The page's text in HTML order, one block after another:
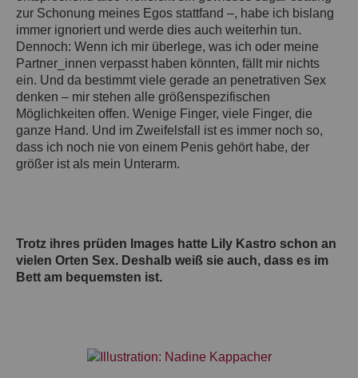
zur Schonung meines Egos stattfand –, habe ich bislang
immer ignoriert und werde dies auch weiterhin tun.
Dennoch: Wenn ich mir überlege, was ich oder meine
Partner_innen verpasst haben könnten, fällt mir nichts
ein. Und da bestimmt viele gerade an penetrativen Sex
denken – mir stehen alle größenspezifischen
Möglichkeiten offen. Wenige Finger, viele Finger, die
ganze Hand. Und im Zweifelsfall ist es immer noch so,
dass ich noch nie von einem Penis gehört habe, der
größer ist als mein Unterarm.
Trotz ihres prüden Images hatte Lily Kastro schon an
vielen Orten Sex. Deshalb weiß sie auch, dass es im
Bett am bequemsten ist.